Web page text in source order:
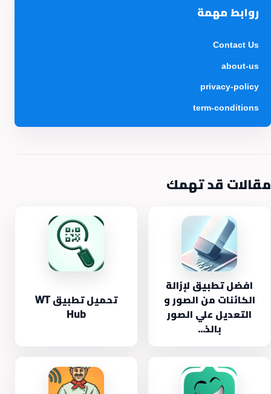
روابط مهمة
Contact Us
about-us
privacy-policy
term-conditions
مقالات قد تهمك
افضل تطبيق لإزالة
الكائنات من الصور و
التعديل علي الصور
بالذ...
تحميل تطبيق WT
Hub